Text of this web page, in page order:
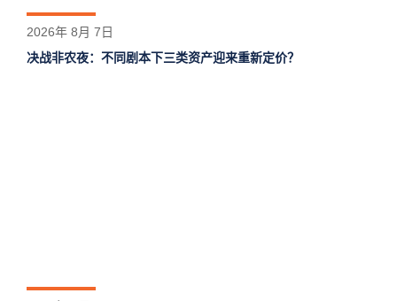
2026年 8月 7日
决战非农夜：不同剧本下三类资产迎来重新定价？